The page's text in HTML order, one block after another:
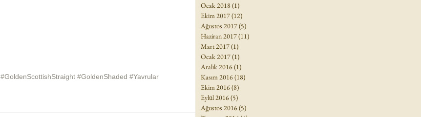
#GoldenScottishStraight #GoldenShaded #Yavrular
Ocak 2018 (1)
Ekim 2017(12)
Ağustos 2017(5)
Haziran 2017(11)
Mart 2017(1)
Ocak 2017(1)
Aralık 2016(1)
Kasım 2016(18)
Ekim 2016(8)
Eylül 2016(5)
Ağustos 2016(5)